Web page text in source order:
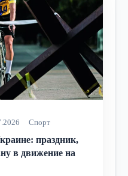
Спорт
праздник,
в движение на